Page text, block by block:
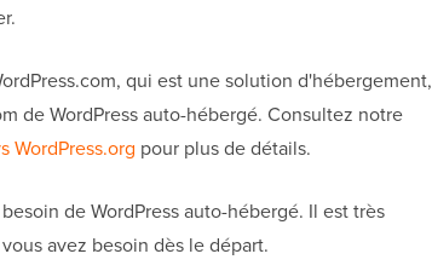
qui est une solution d'hébergement,
de WordPress auto-hébergé. Consultez notre
WordPress.org pour plus de détails.
de WordPress auto-hébergé. Il est très
avez besoin dès le départ.